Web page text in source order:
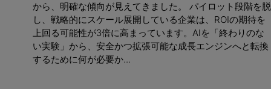
から、明確な傾向が見えてきました。 パイロット段階を脱
し、戦略的にスケール展開している企業は、ROIの期待を
上回る可能性が3倍に高まっています。AIを「終わりのな
い実験」から、安全かつ拡張可能な成長エンジンへと転換
するために何が必要か...